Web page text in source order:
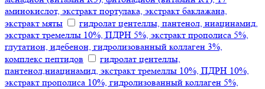
аминокислот, экстракт портулака, экстракт баклажана,
экстракт мяты
гидролат центеллы, пантенол, ниацинамид,
экстракт тремеллы 10%, ПДРН 5%, экстракт прополиса 5%,
глутатион, идебенон, гидролизованный коллаген 3%,
комплекс пептидов
гидролат центеллы,
пантенол,ниацинамид, экстракт тремеллы 10%, ПДРН 10%,
экстракт прополиса 10%, гидролизованный коллаген 5%,